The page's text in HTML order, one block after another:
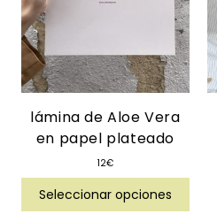
lámina de Aloe Vera
en papel plateado
12€
Seleccionar opciones